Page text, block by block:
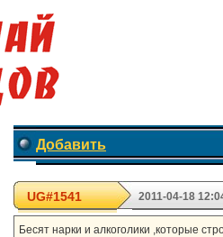
Добавить
UG#1541 2011-04-18
Бесят нарки и алкоголики ,которые